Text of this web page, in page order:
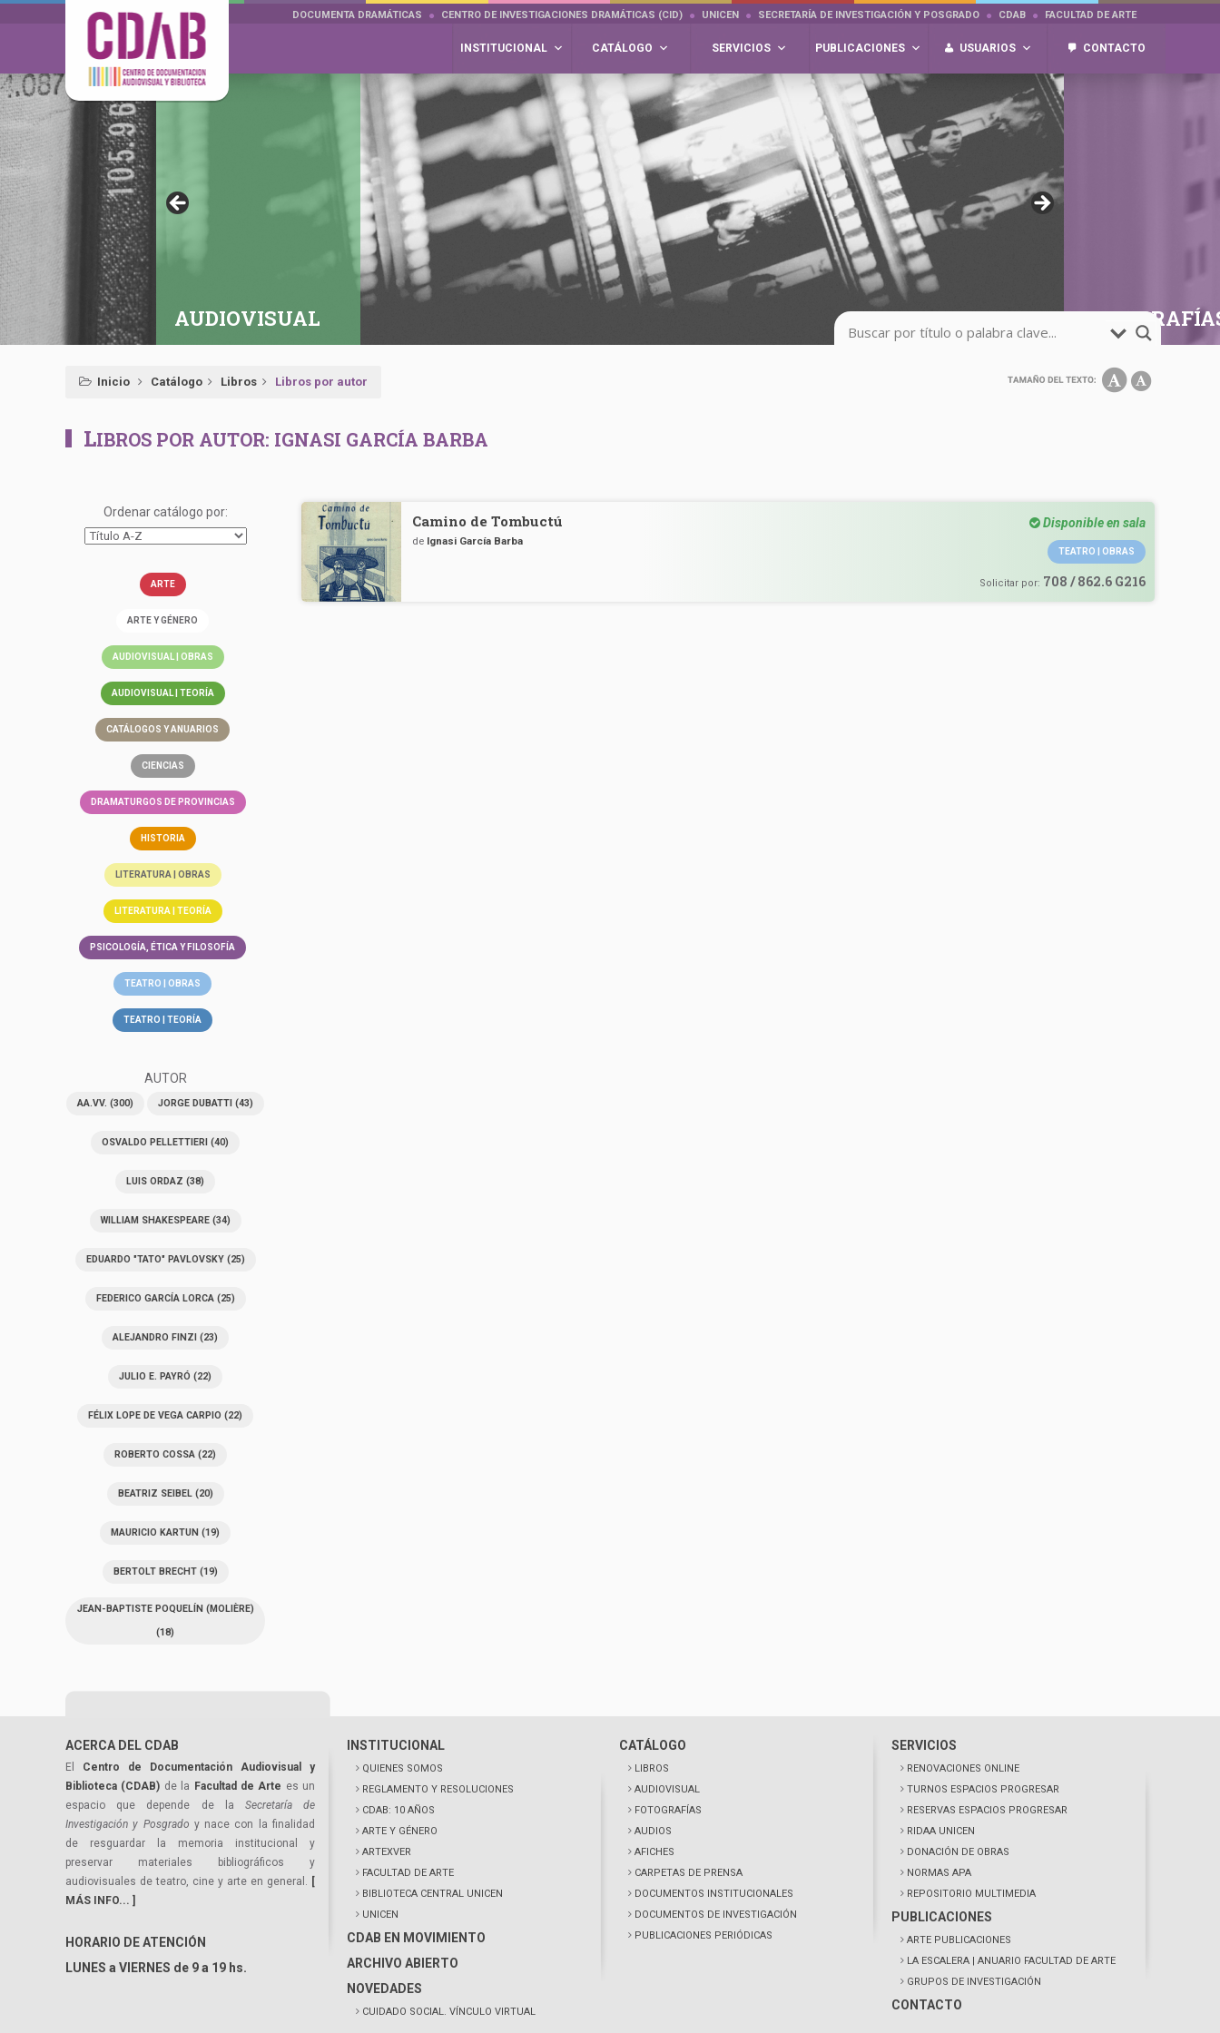
DOCUMENTA DRAMÁTICAS CENTRO DE INVESTIGACIONES DRAMÁTICAS (CID) UNICEN SECRETARÍA DE INVESTIGACIÓN Y POSGRADO CDAB FACULTAD DE ARTE
INSTITUCIONAL CATÁLOGO SERVICIOS PUBLICACIONES USUARIOS CONTACTO
AUDIOVISUAL
Inicio Catálogo Libros Libros por autor
LIBROS POR AUTOR: IGNASI GARCÍA BARBA
Ordenar catálogo por:
ARTE
ARTE Y GÉNERO
AUDIOVISUAL | OBRAS
AUDIOVISUAL | TEORÍA
CATÁLOGOS Y ANUARIOS
CIENCIAS
DRAMATURGOS DE PROVINCIAS
HISTORIA
LITERATURA | OBRAS
LITERATURA | TEORÍA
PSICOLOGÍA, ÉTICA Y FILOSOFÍA
TEATRO | OBRAS
TEATRO | TEORÍA
AUTOR
AA.VV. (300) JORGE DUBATTI (43)
OSVALDO PELLETTIERI (40)
LUIS ORDAZ (38)
WILLIAM SHAKESPEARE(34)
EDUARDO "TATO" PAVLOVSKY(25)
FEDERICO GARCÍA LORCA(25)
ALEJANDRO FINZI (23)
JULIO E. PAYRÓ (22)
FÉLIX LOPE DE VEGA CARPIO (22)
ROBERTO COSSA (22)
BEATRIZ SEIBEL(20)
MAURICIO KARTUN (19)
BERTOLT BRECHT(19)
JEAN-BAPTISTE POQUELÍN (MOLIÈRE)
(18)
Camino de Tombuctú
de Ignasi García Barba
Disponible en sala
TEATRO | OBRAS
Solicitar por: 708 / 862.6 G216
ACERCA DEL CDAB
El Centro de Documentación Audiovisual y
Biblioteca (CDAB) de la Facultad de Arte es un
espacio que depende de la Secretaría de
Investigación y Posgrado y nace con la finalidad
de resguardar la memoria institucional y
preservar materiales bibliográficos y
audiovisuales de teatro, cine y arte en general. [
MÁS INFO... ]
HORARIO DE ATENCIÓN
LUNES a VIERNES de 9 a 19 hs.
INSTITUCIONAL
QUIENES SOMOS
REGLAMENTO Y RESOLUCIONES
CDAB: 10 AÑOS
ARTE Y GÉNERO
ARTEXVER
FACULTAD DE ARTE
BIBLIOTECA CENTRAL UNICEN
UNICEN
CDAB EN MOVIMIENTO
ARCHIVO ABIERTO
NOVEDADES
CUIDADO SOCIAL. VÍNCULO VIRTUAL
CATÁLOGO
LIBROS
AUDIOVISUAL
FOTOGRAFÍAS
AUDIOS
AFICHES
CARPETAS DE PRENSA
DOCUMENTOS INSTITUCIONALES
DOCUMENTOS DE INVESTIGACIÓN
PUBLICACIONES PERIÓDICAS
SERVICIOS
RENOVACIONES ONLINE
TURNOS ESPACIOS PROGRESAR
RESERVAS ESPACIOS PROGRESAR
RIDAA UNICEN
DONACIÓN DE OBRAS
NORMAS APA
REPOSITORIO MULTIMEDIA
PUBLICACIONES
ARTE PUBLICACIONES
LA ESCALERA | ANUARIO FACULTAD DE ARTE
GRUPOS DE INVESTIGACIÓN
CONTACTO